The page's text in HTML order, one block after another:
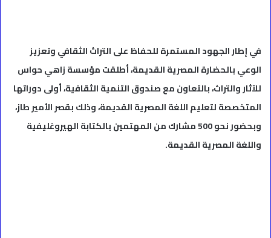
في إطار الجهود المستمرة للحفاظ على التراث الثقافي وتعزيز
الوعي بالحضارة المصرية القديمة، أطلقت مؤسسة زاهي حواس
للآثار والتراث، بالتعاون مع صندوق التنمية الثقافية، أولى دوراتها
المتخصصة لتعليم اللغة المصرية القديمة، وذلك بقصر الأمير طاز،
وبحضور نحو 500 مشارك من المهتمين بالكتابة الهيروغليفية
واللغة المصرية القديمة.